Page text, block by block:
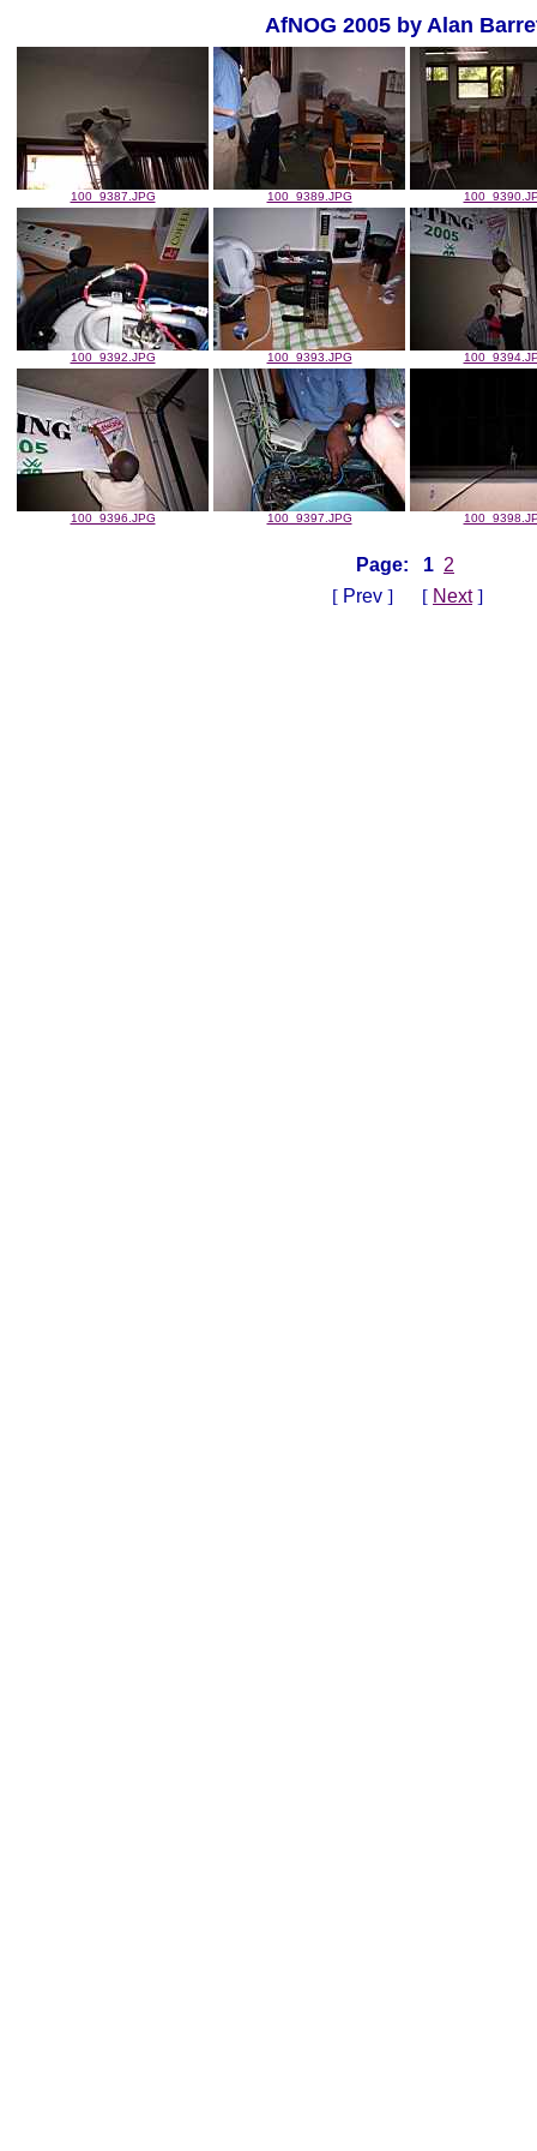
AfNOG 2005 by Alan
100_9387.JPG 100_9389.JPG
100_9392.JPG 100_9393.JPG
100_9396.JPG 100_9397.JPG
Page: 1 2
[ Prev ] [ Next]